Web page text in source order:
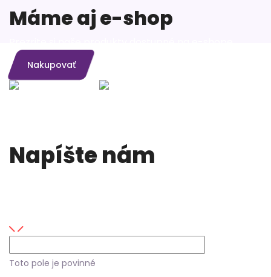
Máme aj e-shop
Nakupovať
Napíšte nám
Toto pole je povinné